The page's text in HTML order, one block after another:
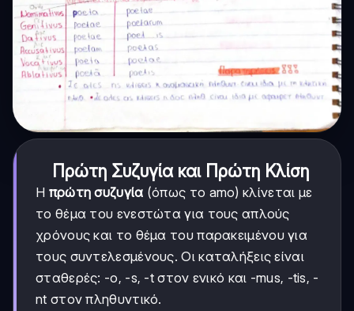
Πρώτη Συζυγία και Πρώτη Κλίση
Η πρώτη συζυγία (όπως το amo) κλίνεται με
το θέμα του ενεστώτα για τους απλούς
χρόνους και το θέμα του παρακειμένου για
τους συντελεσμένους. Οι καταλήξεις είναι
σταθερές: -o, -s, -t στον ενικό και -mus, -tis, -
nt στον πληθυντικό.